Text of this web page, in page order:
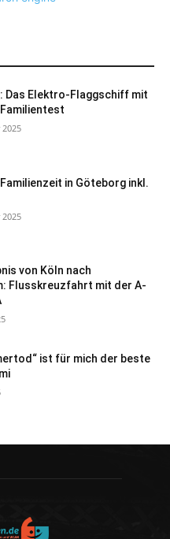
Das Elektro-Flaggschiff mit
in Göteborg inkl.
von Köln nach
Flusskreuzfahrt mit der A-
ist für mich der beste